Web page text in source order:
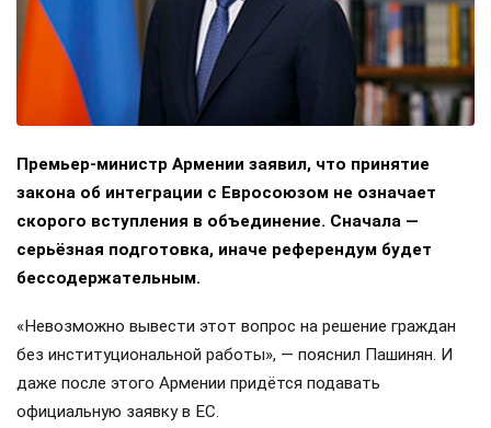
Премьер-министр Армении заявил, что принятие
закона об интеграции с Евросоюзом не означает
скорого вступления в объединение. Сначала —
серьёзная подготовка, иначе референдум будет
бессодержательным.
«Невозможно вывести этот вопрос на решение граждан
без институциональной работы», — пояснил Пашинян. И
даже после этого Армении придётся подавать
официальную заявку в ЕС.